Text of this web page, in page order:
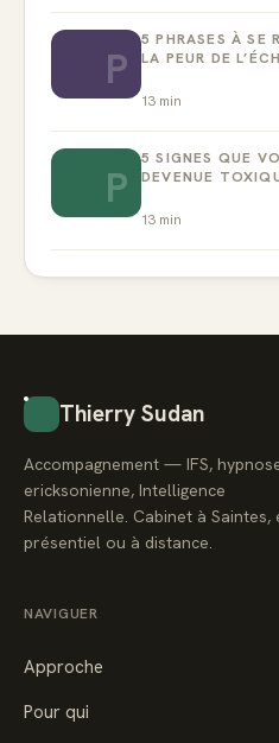
P
5 PHRASES À SE
LA PEUR DE
13 min
P
5 SIGNES QUE
DEVENUE
13 min
Thierry Sudan
Accompagnement — IFS,
ericksonienne, Intelligence
Relationnelle. Cabinet à Saintes,
présentiel ou à distance.
NAVIGUER
Approche
Pour qui